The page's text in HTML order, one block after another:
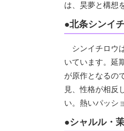
は、昊夢と構想
●北条シンイ
シンイチロウ
いています。延
が原作となるの
見、性格が相反
い。熱いパッシ
●シャルル・